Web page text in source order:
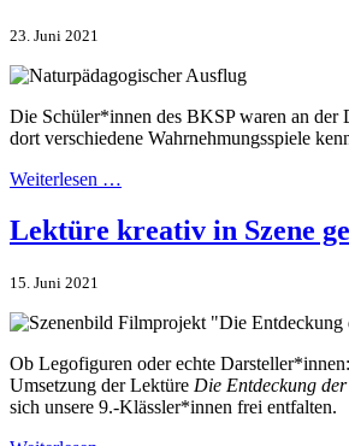
23. Juni 2021
Die Schüler*innen des BKSP waren an der
dort verschiedene Wahrnehmungsspiele
Weiterlesen …
Lektüre kreativ in Szene
15. Juni 2021
Ob Legofiguren oder echte
Umsetzung der Lektüre Die Entdeckung
sich unsere 9.-Klässler*innen frei entfalten.